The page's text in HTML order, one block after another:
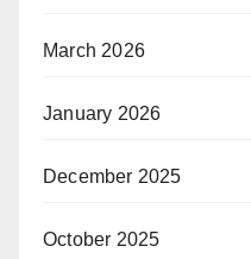
March 2026
January 2026
December 2025
October 2025